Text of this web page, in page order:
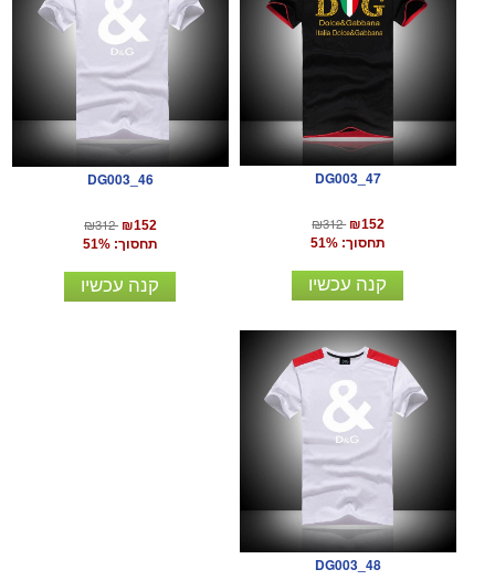
DG003_46
₪312 ₪152
תחסוך: 51%
קנה עכשיו
DG003_47
₪312 ₪152
תחסוך: 51%
קנה עכשיו
DG003_48